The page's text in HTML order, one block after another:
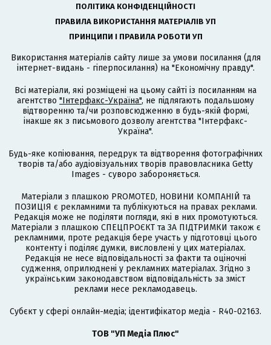
ПОЛІТИКА КОНФІДЕНЦІЙНОСТІ
ПРАВИЛА ВИКОРИСТАННЯ МАТЕРІАЛІВ УП
ПРИНЦИПИ І ПРАВИЛА РОБОТИ УП
Використання матеріалів сайту лише за умови посилання (для
інтернет-видань - гіперпосилання) на "Економічну правду".
Всі матеріали, які розміщені на цьому сайті із посиланням на
агентство "Інтерфакс-Україна", не підлягають подальшому
відтворенню та/чи розповсюдженню в будь-якій формі,
інакше як з письмового дозволу агентства "Інтерфакс-
Україна".
Будь-яке копіювання, передрук та відтворення фотографічних
творів та/або аудіовізуальних творів правовласника Getty
Images - суворо забороняється.
Матеріали з плашкою PROMOTED, НОВИНИ КОМПАНІЙ та
ПОЗИЦІЯ є рекламними та публікуються на правах реклами.
Редакція може не поділяти погляди, які в них промотуються.
Матеріали з плашкою СПЕЦПРОЄКТ та ЗА ПІДТРИМКИ також є
рекламними, проте редакція бере участь у підготовці цього
контенту і поділяє думки, висловлені у цих матеріалах.
Редакція не несе відповідальності за факти та оціночні
судження, оприлюднені у рекламних матеріалах. Згідно з
українським законодавством відповідальність за зміст
реклами несе рекламодавець.
Cубєкт у сфері онлайн-медіа; ідентифікатор медіа - R40-02163.
ТОВ "УП Медіа Плюс"